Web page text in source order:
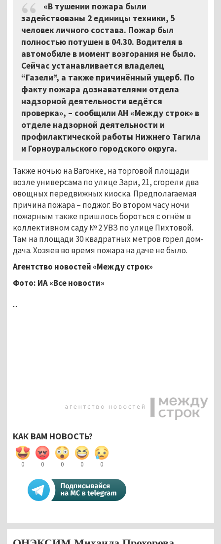
«В тушении пожара были
задействованы 2 единицы техники, 5
человек личного состава. Пожар был
полностью потушен в 04.30. Водителя в
автомобиле в момент возгорания не было.
Сейчас устанавливается владелец
“Газели”, а также причинённый ущерб. По
факту пожара дознавателями отдела
надзорной деятельности ведётся
проверка», – сообщили АН «Между строк» в
отделе надзорной деятельности и
профилактической работы Нижнего Тагила
и Горноуральского городского округа.
Также ночью на Вагонке, на торговой площади
возле универсама по улице Зари, 21, сгорели два
овощных передвижных киоска. Предполагаемая
причина пожара – поджог. Во втором часу ночи
пожарным также пришлось бороться с огнём в
коллективном саду № 2 УВЗ по улице Пихтовой.
Там на площади 30 квадратных метров горел дом-
дача. Хозяев во время пожара на даче не было.
Агентство новостей «Между строк»
Фото: ИА «Все новости»
...
КАК ВАМ НОВОСТЬ?
0 0 0 0 0